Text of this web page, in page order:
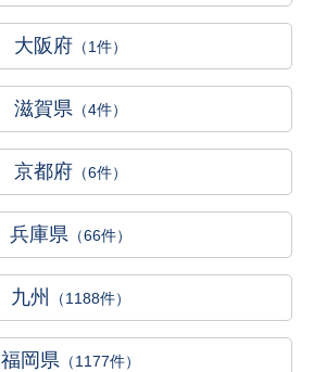
大阪府 （1件）
滋賀県 （4件）
京都府 （6件）
兵庫県 （66件）
九州 （1188件）
福岡県 （1177件）